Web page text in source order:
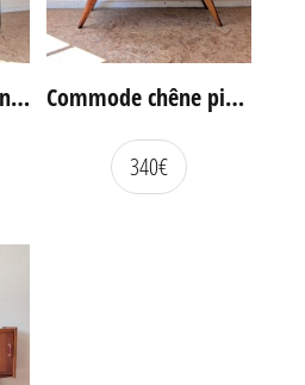
Bureau hêtre des années 60 Commode chêne pieds compas vintage
340€